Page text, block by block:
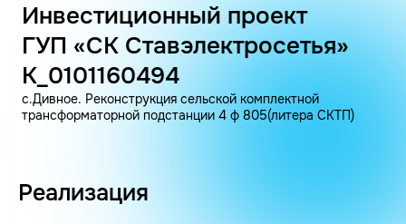
Инвестиционный проект
ГУП «СК Ставэлектросетья»
K_0101160494
с.Дивное. Реконструкция сельской комплектной
трансформаторной подстанции 4 ф 805(литера СКТП)
Реализация